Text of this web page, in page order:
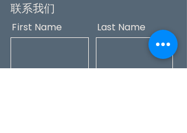
联系我们
First Name Last Name